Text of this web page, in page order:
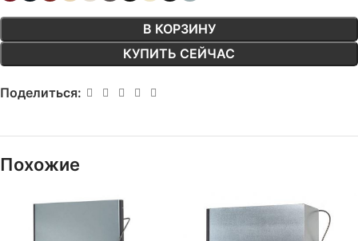
В КОРЗИНУ
КУПИТЬ СЕЙЧАС
Поделиться:
Похожие